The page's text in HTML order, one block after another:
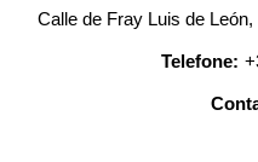
Calle de Fray Luis de
Telefone: